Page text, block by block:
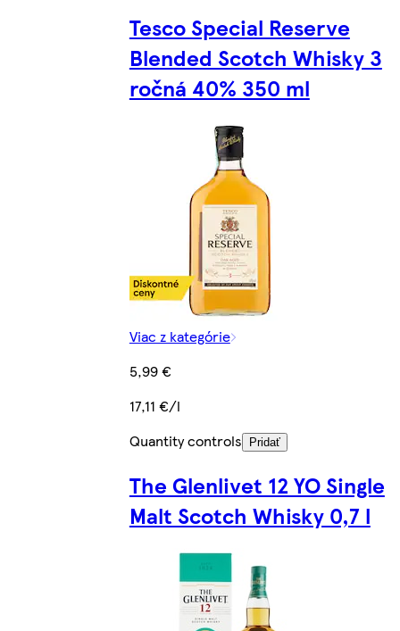
Tesco Special Reserve
Blended Scotch Whisky 3
ročná 40% 350 ml
Viac z kategórie
5,99 €
17,11 €/l
Quantity controls
Pridať
The Glenlivet 12 YO Single
Malt Scotch Whisky 0,7 l